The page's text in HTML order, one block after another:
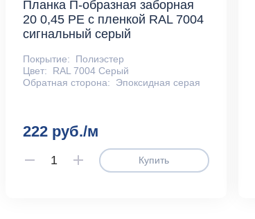
Планка П-образная заборная
20 0,45 PE с пленкой RAL 7004
сигнальный серый
Покрытие:
Полиэстер
Цвет:
RAL 7004 Серый
Обратная сторона:
Эпоксидная серая
222 руб./м
Купить